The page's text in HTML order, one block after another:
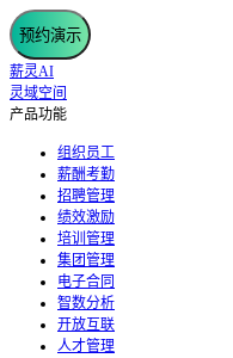
预约演示
薪灵AI
灵域空间
产品功能
组织员工
薪酬考勤
招聘管理
绩效激励
培训管理
集团管理
电子合同
智数分析
开放互联
人才管理